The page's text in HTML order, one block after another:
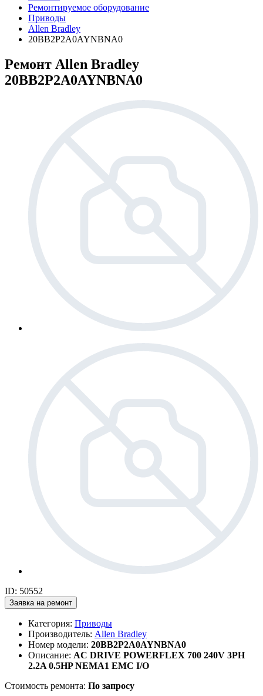
Ремонтируемое оборудование
Приводы
Allen Bradley
20BB2P2A0AYNBNA0
Ремонт Allen Bradley
20BB2P2A0AYNBNA0
ID: 50552
Заявка на ремонт
Категория: Приводы
Производитель: Allen Bradley
Номер модели: 20BB2P2A0AYNBNA0
Описание: AC DRIVE POWERFLEX 700 240V 3PH
2.2A 0.5HP NEMA1 EMC I/O
Стоимость ремонта: По запросу